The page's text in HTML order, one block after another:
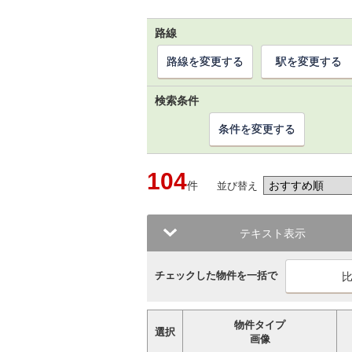
路線
路線を変更する 駅を変更する
検索条件
条件を変更する
104件 並び替え
テキスト表示
チェックした物件を一括で
選択
物件タイプ
画像